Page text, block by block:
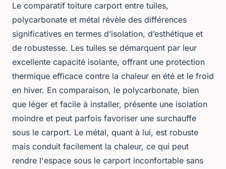
Le comparatif toiture carport entre tuiles,
polycarbonate et métal révèle des différences
significatives en termes d’isolation, d’esthétique et
de robustesse. Les tuiles se démarquent par leur
excellente capacité isolante, offrant une protection
thermique efficace contre la chaleur en été et le froid
en hiver. En comparaison, le polycarbonate, bien
que léger et facile à installer, présente une isolation
moindre et peut parfois favoriser une surchauffe
sous le carport. Le métal, quant à lui, est robuste
mais conduit facilement la chaleur, ce qui peut
rendre l'espace sous le carport inconfortable sans